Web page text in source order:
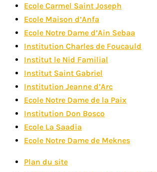
Ecole Carmel Saint Joseph
Ecole Maison d’Anfa
Ecole Notre Dame d’Ain Sebaa
Institution Charles de Foucauld
Institut le Nid Familial
Institut Saint Gabriel
Institution Jeanne d’Arc
Ecole Notre Dame de la Paix
Institution Don Bosco
Ecole La Saadia
Ecole Notre Dame de Meknes
Plan du site